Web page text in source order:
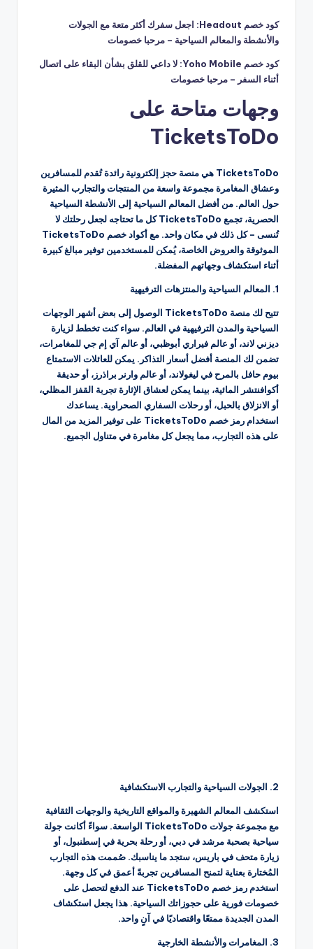
كود خصم Headout: اجعل سفرك أكثر متعة مع الجولات
والأنشطة والمعالم السياحية – مرحبا خصومات
كود خصم Yoho Mobile: لا داعي للقلق بشأن البقاء على اتصال
أثناء السفر – مرحبا خصومات
وجهات متاحة على
TicketsToDo
TicketsToDo هي منصة حجز إلكترونية رائدة تُقدم للمسافرين
وعشاق المغامرة مجموعة واسعة من المنتجات والتجارب المثيرة
حول العالم. من أفضل المعالم السياحية إلى الأنشطة السياحية
الحصرية، تجمع TicketsToDo كل ما تحتاجه لجعل رحلتك لا
تُنسى – كل ذلك في مكان واحد. مع أكواد خصم TicketsToDo
الموثوقة والعروض الخاصة، يُمكن للمستخدمين توفير مبالغ كبيرة
أثناء استكشاف وجهاتهم المفضلة.
1. المعالم السياحية والمنتزهات الترفيهية
تتيح لك منصة TicketsToDo الوصول إلى بعض أشهر الوجهات
السياحية والمدن الترفيهية في العالم. سواء كنت تخطط لزيارة
ديزني لاند، أو عالم فيراري أبوظبي، أو عالم آي إم جي للمغامرات،
تضمن لك المنصة أفضل أسعار التذاكر. يمكن للعائلات الاستمتاع
بيوم حافل بالمرح في ليغولاند، أو عالم وارنر براذرز، أو حديقة
أكوافنتشر المائية، بينما يمكن لعشاق الإثارة تجربة القفز المظلي،
أو الانزلاق بالحبل، أو رحلات السفاري الصحراوية. يساعدك
استخدام رمز خصم TicketsToDo على توفير المزيد من المال
على هذه التجارب، مما يجعل كل مغامرة في متناول الجميع.
2. الجولات السياحية والتجارب الاستكشافية
استكشف المعالم الشهيرة والمواقع التاريخية والوجهات الثقافية
مع مجموعة جولات TicketsToDo الواسعة. سواءً أكانت جولة
سياحية بصحبة مرشد في دبي، أو رحلة بحرية في إسطنبول، أو
زيارة متحف في باريس، ستجد ما يناسبك. صُممت هذه التجارب
المُختارة بعناية لتمنح المسافرين تجربةً أعمق في كل وجهة.
استخدم رمز خصم TicketsToDo عند الدفع لتحصل على
خصومات فورية على حجوزاتك السياحية. هذا يجعل استكشاف
المدن الجديدة ممتعًا واقتصاديًا في آنٍ واحد.
3. المغامرات والأنشطة الخارجية